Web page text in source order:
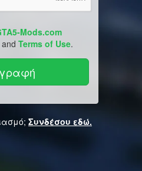
Mods.com
and Terms of Use.
Συνδέσου εδώ.